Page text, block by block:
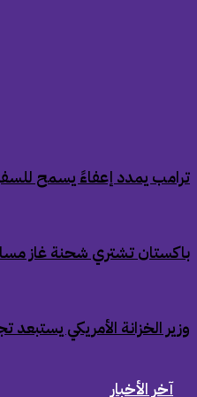
‏ترامب يمدد إعفاءً يسمح للسفن
‏باكستان تشتري شحنة غاز
‏وزير الخزانة الأمريكي يستبعد
آخر الأخبار